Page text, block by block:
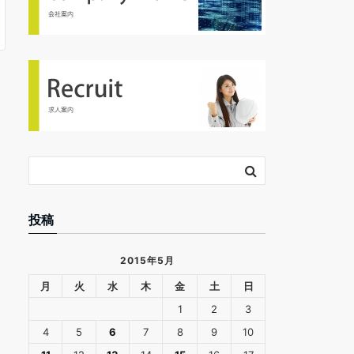
投稿
2015年5月
月 火 水 木 金 土
日
1
2
3
4
5 6 7 8 9
10